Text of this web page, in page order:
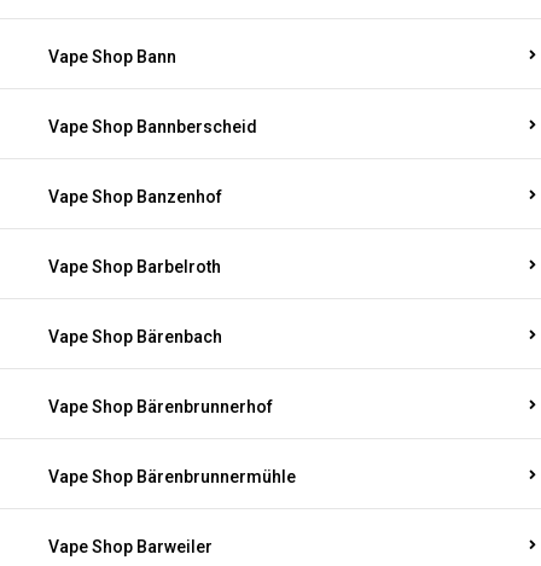
Vape Shop Bann
Vape Shop Bannberscheid
Vape Shop Banzenhof
Vape Shop Barbelroth
Vape Shop Bärenbach
Vape Shop Bärenbrunnerhof
Vape Shop Bärenbrunnermühle
Vape Shop Barweiler